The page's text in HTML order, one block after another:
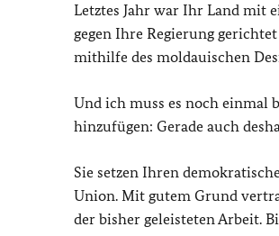
Letztes Jahr war Ihr Land mit
gegen Ihre Regierung
mithilfe des moldauischen
Und ich muss es noch einmal
hinzufügen: Gerade auch
Sie setzen Ihren
Union. Mit gutem Grund
der bisher geleisteten Arbeit.